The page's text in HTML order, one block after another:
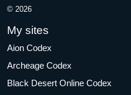
© 2026
My sites
Aion Codex
Archeage Codex
Black Desert Online Codex